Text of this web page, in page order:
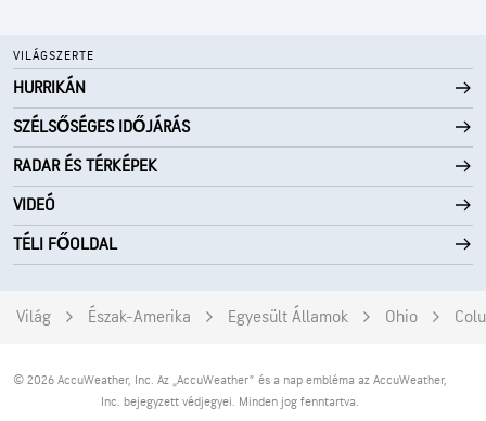
VILÁGSZERTE
HURRIKÁN
SZÉLSŐSÉGES IDŐJÁRÁS
RADAR ÉS TÉRKÉPEK
VIDEÓ
TÉLI FŐOLDAL
Világ Észak-Amerika Egyesült Államok Ohio
© 2026 AccuWeather, Inc. Az „AccuWeather” és a nap embléma az AccuWeather,
Inc. bejegyzett védjegyei. Minden jog fenntartva.